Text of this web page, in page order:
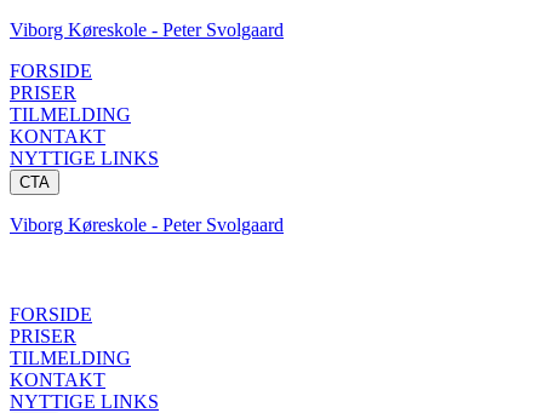
Viborg Køreskole - Peter Svolgaard
FORSIDE
PRISER
TILMELDING
KONTAKT
NYTTIGE LINKS
CTA
Viborg Køreskole - Peter Svolgaard
FORSIDE
PRISER
TILMELDING
KONTAKT
NYTTIGE LINKS